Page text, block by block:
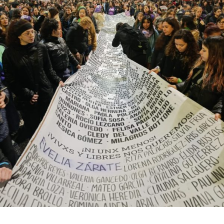
cuando se habían registrado 140 casos. Se trata, dice el
relevamiento, de un aumento “abrupto, excepcional y
cualitativamente distinto a la progresión observada en
los años anteriores”.
La violencia por odio hacia el colectivo LGBT+ se
intensificó en un contexto de desmantelamiento de
políticas públicas, vaciamiento de organismos de
protección, paralización de la agenda legislativa en
materia de derechos y consolidación de discursos
fascistas que estigmatizan a la diversidad.
Para María Rachid, titular del Instituto contra la
Discriminación de la Ciudad de Buenos Aires e
integrante de la Federación Argentina LGBT+
(FALGBT), el drástico aumento de estos crímenes en
Argentina no puede separarse de los discursos de odio
que provienen del gobierno nacional. “Tanto el